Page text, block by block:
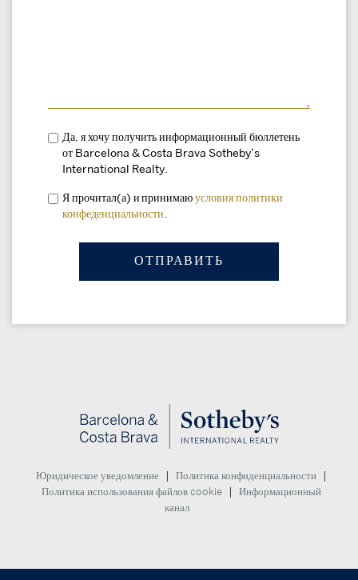
Да, я хочу получить информационный бюллетень
от Barcelona & Costa Brava Sotheby’s
International Realty.
Я прочитал(а) и принимаю условия политики
конфеденциальности
Юридическое уведомление Политика конфиденциальности
Политика использования файлов cookie
Информационный
канал